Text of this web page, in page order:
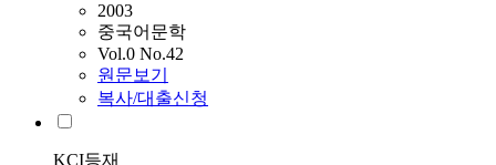
2003
중국어문학
Vol.0 No.42
원문보기
복사/대출신청
KCI등재